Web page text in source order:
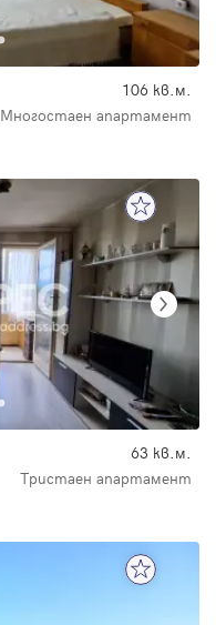
106 кв.м.
Многостаен апартамент
63 кв.м.
Тристаен апартамент